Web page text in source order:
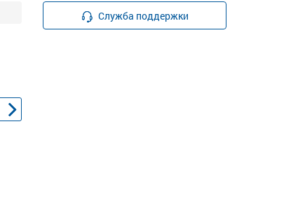
Служба поддержки